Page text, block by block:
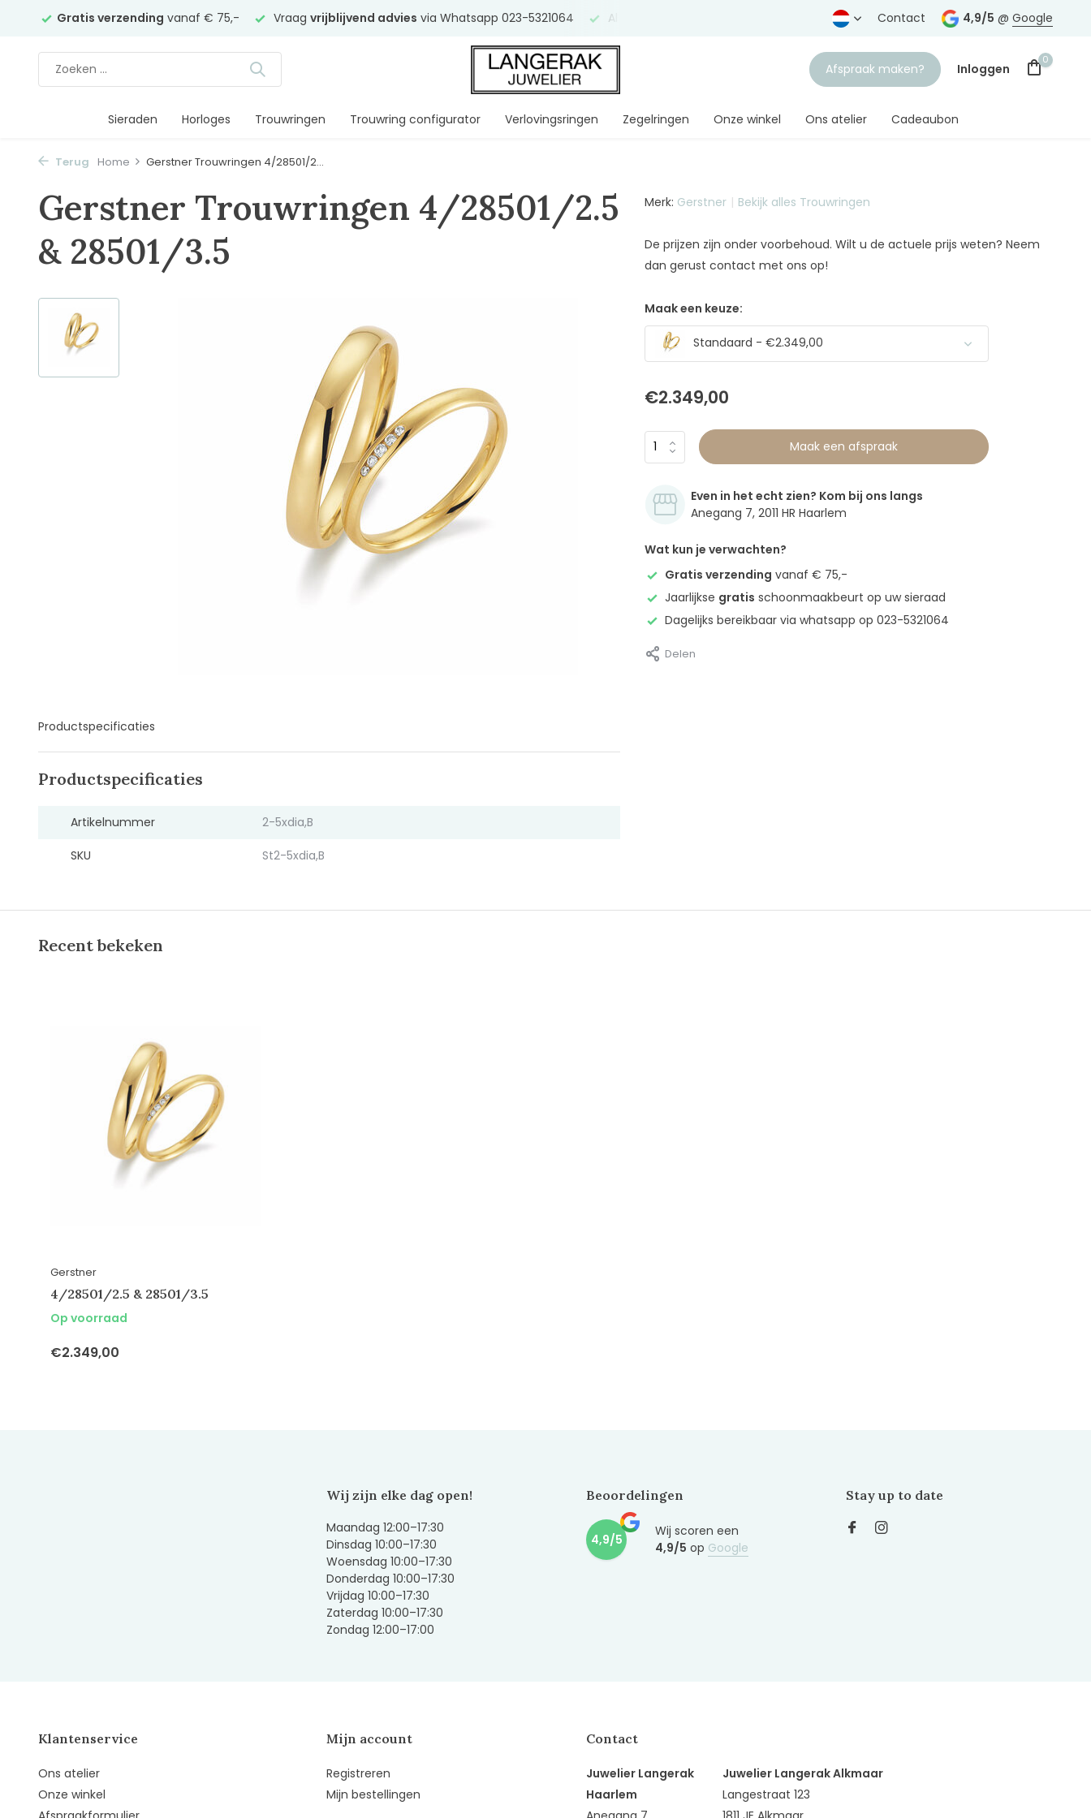
Gratis verzending vanaf € 75,- Vraag vrijblijvend advies via Whatsapp 023-5321064 Al Gratis verzending vanaf € 75,-
Contact 4,9/5 @ Google
Afspraak maken? Inloggen
0
Sieraden Horloges Trouwringen Trouwring configurator Verlovingsringen Zegelringen Onze winkel Ons atelier Cadeaubon
Terug Home Gerstner Trouwringen 4/28501/2...
Gerstner Trouwringen 4/28501/2.5
& 28501/3.5
Productspecificaties
Productspecificaties
Artikelnummer 2-5xdia,B
SKU St2-5xdia,B
Merk: Gerstner Bekijk alles Trouwringen
De prijzen zijn onder voorbehoud. Wilt u de actuele prijs weten? Neem
dan gerust contact met ons op!
Maak een keuze:
Standaard - €2.349,00
€2.349,00
Maak een afspraak
Even in het echt zien? Kom bij ons langs
Anegang 7, 2011 HR Haarlem
Wat kun je verwachten?
Gratis verzending vanaf € 75,-
Jaarlijkse gratis schoonmaakbeurt op uw sieraad
Dagelijks bereikbaar via whatsapp op 023-5321064
Delen
Recent bekeken
Gerstner
4/28501/2.5 & 28501/3.5
Op voorraad
€2.349,00
Wij zijn elke dag open!
Maandag 12:00–17:30
Dinsdag 10:00–17:30
Woensdag 10:00–17:30
Donderdag 10:00–17:30
Vrijdag 10:00–17:30
Zaterdag 10:00–17:30
Zondag 12:00–17:00
Beoordelingen
4,9/5
Wij scoren een
4,9/5 op Google
Stay up to date
Klantenservice
Ons atelier
Onze winkel
Mijn account
Registreren
Mijn bestellingen
Contact
Juwelier Langerak
Haarlem
Juwelier Langerak Alkmaar
Langestraat 123